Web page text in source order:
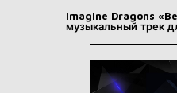
Imagine Dragons
музыкальный трек